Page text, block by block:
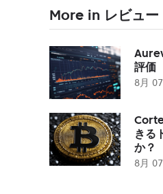
More in レビュー
評価
8月
きる
か？
8月